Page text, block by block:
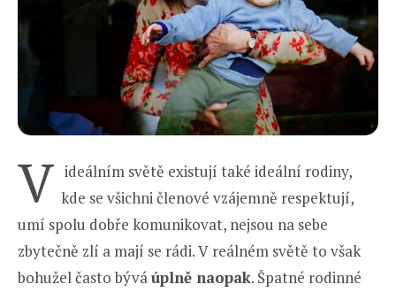
V ideálním světě existují také ideální rodiny,
kde se všichni členové vzájemně respektují,
umí spolu dobře komunikovat, nejsou na sebe
zbytečně zlí a mají se rádi. V reálném světě to však
bohužel často býváúplně naopak. Špatné rodinné